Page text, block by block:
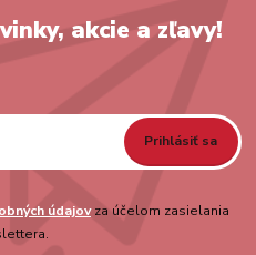
akcie a zľavy!
Prihlásiť sa
údajovza účelom zasielania